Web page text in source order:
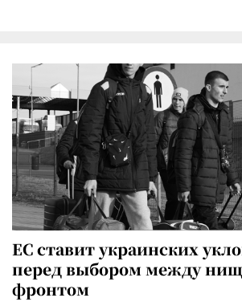
ЕС ставит украинских
перед выбором между
фронтом